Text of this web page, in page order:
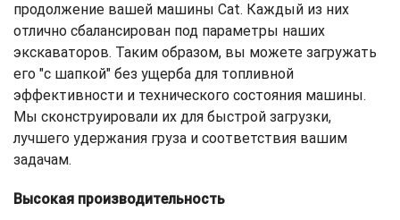
продолжение вашей машины Cat. Каждый из них
отлично сбалансирован под параметры наших
экскаваторов. Таким образом, вы можете загружать
его "с шапкой" без ущерба для топливной
эффективности и технического состояния машины.
Мы сконструировали их для быстрой загрузки,
лучшего удержания груза и соответствия вашим
задачам.
Высокая производительность